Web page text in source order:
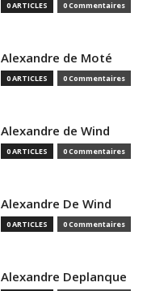
0 ARTICLES 0 Commentaires
Alexandre de Moté
0 ARTICLES 0 Commentaires
Alexandre de Wind
0 ARTICLES 0 Commentaires
Alexandre De Wind
0 ARTICLES 0 Commentaires
Alexandre Deplanque